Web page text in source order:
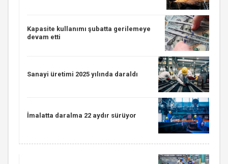
Kapasite kullanımı şubatta gerilemeye
devam etti
Sanayi üretimi 2025 yılında daraldı
İmalatta daralma 22 aydır sürüyor